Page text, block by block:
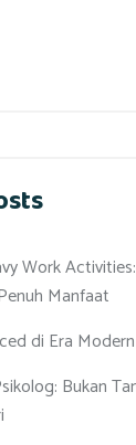
Work
Manfaat
di Era Modern
Bukan